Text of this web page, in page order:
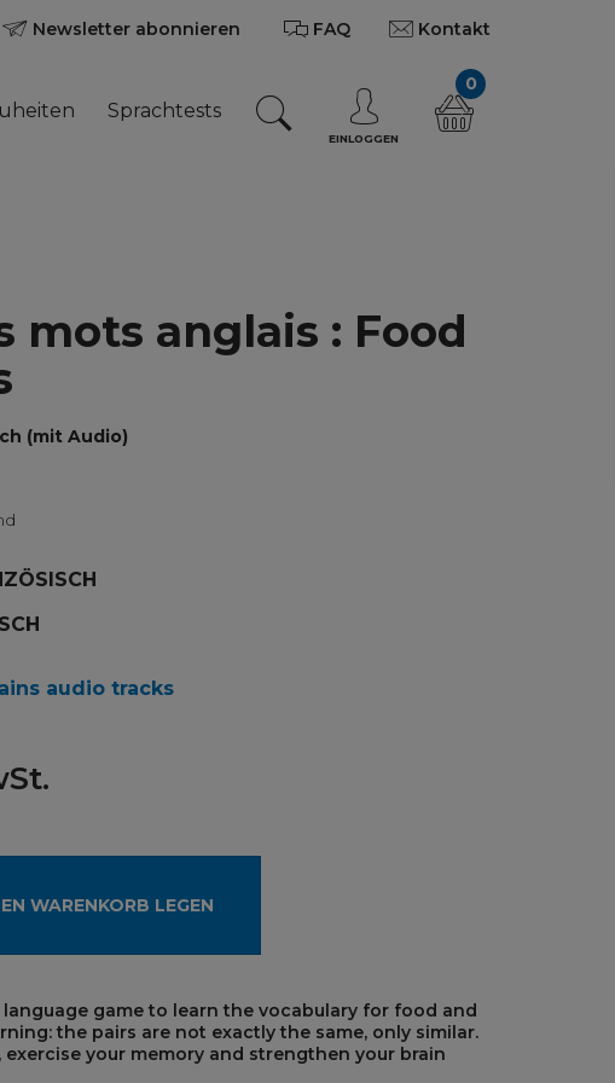
Newsletter abonnieren FAQ Kontakt
Sprachtests
EINLOGGEN
0
mots anglais : Food
(mit Audio)
audio tracks
WARENKORB LEGEN
game to learn the vocabulary for food and
the pairs are not exactly the same, only similar.
your memory and strengthen your brain